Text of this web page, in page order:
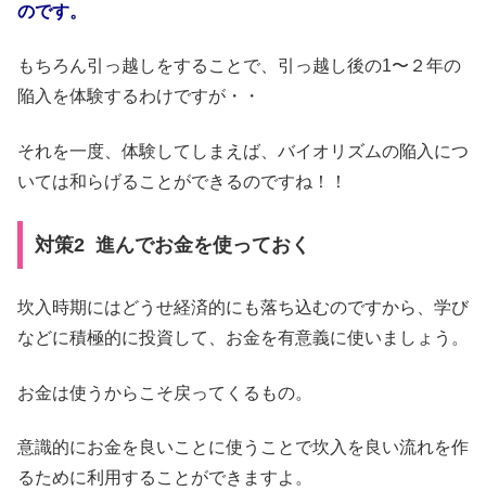
のです。
もちろん引っ越しをすることで、引っ越し後の1〜２年の
陥入を体験するわけですが・・
それを一度、体験してしまえば、バイオリズムの陥入につ
いては和らげることができるのですね！！
対策2 進んでお金を使っておく
坎入時期にはどうせ経済的にも落ち込むのですから、学び
などに積極的に投資して、お金を有意義に使いましょう。
お金は使うからこそ戻ってくるもの。
意識的にお金を良いことに使うことで坎入を良い流れを作
るために利用することができますよ。